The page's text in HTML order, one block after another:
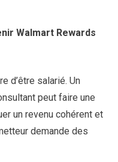
Walmart Rewards
d’être salarié. Un
peut faire une
un revenu cohérent et
demande des